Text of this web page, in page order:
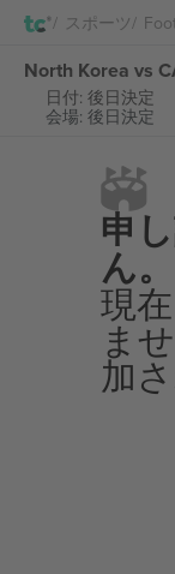
スポーツ
日付: 後日決定
会場: 後日決定
申
ん。
現
ま
加